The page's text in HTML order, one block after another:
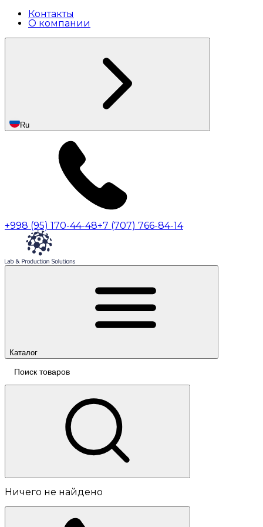
Контакты
О компании
Ru
+998 (95) 170-44-48+7 (707) 766-84-14
Каталог
Ничего не найдено